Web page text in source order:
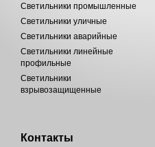
Светильники промышленные
Светильники уличные
Светильники аварийные
Светильники линейные
профильные
Светильники
взрывозащищенные
Контакты